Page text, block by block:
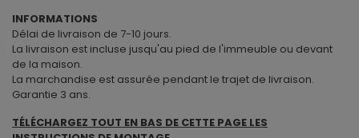
INFORMATIONS
Délai de livraison de 7-10 jours.
La livraison est incluse jusqu'au pied de l'immeuble ou devant
de la maison.
La marchandise est assurée pendant le trajet de livraison.
Garantie 3 ans.
TÉLÉCHARGEZ TOUT EN BAS DE CETTE PAGE LES